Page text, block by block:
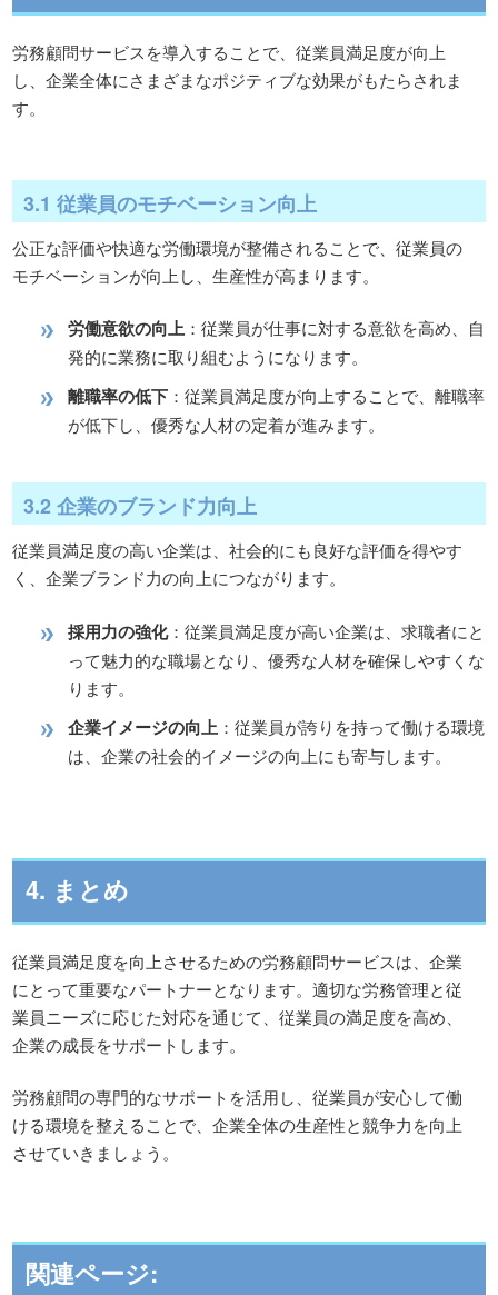
労務顧問サービスを導入することで、従業員満足度が向上
し、企業全体にさまざまなポジティブな効果がもたらされま
す。
3.1 従業員のモチベーション向上
公正な評価や快適な労働環境が整備されることで、従業員の
モチベーションが向上し、生産性が高まります。
労働意欲の向上 ：従業員が仕事に対する意欲を高め、自
発的に業務に取り組むようになります。
離職率の低下 ：従業員満足度が向上することで、離職率
が低下し、優秀な人材の定着が進みます。
3.2 企業のブランド力向上
従業員満足度の高い企業は、社会的にも良好な評価を得やす
く、企業ブランド力の向上につながります。
採用力の強化：従業員満足度が高い企業は、求職者にと
って魅力的な職場となり、優秀な人材を確保しやすくな
ります。
企業イメージの向上 ：従業員が誇りを持って働ける環境
は、企業の社会的イメージの向上にも寄与します。
4. まとめ
従業員満足度を向上させるための労務顧問サービスは、企業
にとって重要なパートナーとなります。適切な労務管理と従
業員ニーズに応じた対応を通じて、従業員の満足度を高め、
企業の成長をサポートします。
労務顧問の専門的なサポートを活用し、従業員が安心して働
ける環境を整えることで、企業全体の生産性と競争力を向上
させていきましょう。
関連ページ: